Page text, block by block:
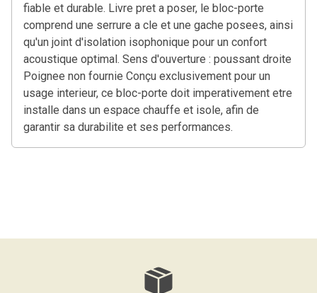
fiable et durable. Livre pret a poser, le bloc-porte
comprend une serrure a cle et une gache posees, ainsi
qu'un joint d'isolation isophonique pour un confort
acoustique optimal. Sens d'ouverture : poussant droite
Poignee non fournie Conçu exclusivement pour un
usage interieur, ce bloc-porte doit imperativement etre
installe dans un espace chauffe et isole, afin de
garantir sa durabilite et ses performances.